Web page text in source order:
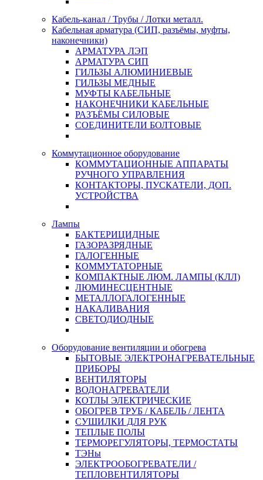
Кабель-канал / Трубы / Лотки металл.
Кабельная арматура (СИП, разъёмы, муфты,
наконечники)
АРМАТУРА ЛЭП
АРМАТУРА СИП
ГИЛЬЗЫ АЛЮМИНИЕВЫЕ
ГИЛЬЗЫ МЕДНЫЕ
МУФТЫ КАБЕЛЬНЫЕ
НАКОНЕЧНИКИ КАБЕЛЬНЫЕ
РАЗЪЁМЫ СИЛОВЫЕ
СОЕДИНИТЕЛИ БОЛТОВЫЕ
Коммутационное оборудование
КОММУТАЦИОННЫЕ АППАРАТЫ
РУЧНОГО УПРАВЛЕНИЯ
КОНТАКТОРЫ, ПУСКАТЕЛИ, ДОП.
УСТРОЙСТВА
Лампы
БАКТЕРИЦИДНЫЕ
ГАЗОРАЗРЯДНЫЕ
ГАЛОГЕННЫЕ
КОММУТАТОРНЫЕ
КОМПАКТНЫЕ ЛЮМ. ЛАМПЫ (КЛЛ)
ЛЮМИНЕСЦЕНТНЫЕ
МЕТАЛЛОГАЛОГЕННЫЕ
НАКАЛИВАНИЯ
СВЕТОДИОДНЫЕ
Оборудование вентиляции и обогрева
БЫТОВЫЕ ЭЛЕКТРОНАГРЕВАТЕЛЬНЫЕ
ПРИБОРЫ
ВЕНТИЛЯТОРЫ
ВОДОНАГРЕВАТЕЛИ
КОТЛЫ ЭЛЕКТРИЧЕСКИЕ
ОБОГРЕВ ТРУБ / КАБЕЛЬ / ЛЕНТА
СУШИЛКИ ДЛЯ РУК
ТЕПЛЫЕ ПОЛЫ
ТЕРМОРЕГУЛЯТОРЫ, ТЕРМОСТАТЫ
ТЭНы
ЭЛЕКТРООБОГРЕВАТЕЛИ /
ТЕПЛОВЕНТИЛЯТОРЫ